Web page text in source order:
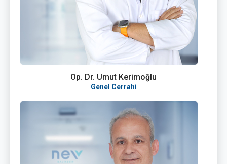
Op. Dr. Umut Kerimoğlu
Genel Cerrahi